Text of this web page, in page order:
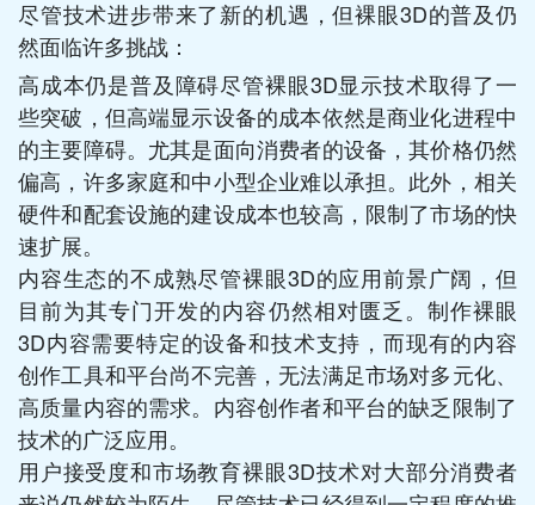
尽管技术进步带来了新的机遇，但裸眼3D的普及仍
然面临许多挑战：
高成本仍是普及障碍尽管裸眼3D显示技术取得了一
些突破，但高端显示设备的成本依然是商业化进程中
的主要障碍。尤其是面向消费者的设备，其价格仍然
偏高，许多家庭和中小型企业难以承担。此外，相关
硬件和配套设施的建设成本也较高，限制了市场的快
速扩展。
内容生态的不成熟尽管裸眼3D的应用前景广阔，但
目前为其专门开发的内容仍然相对匮乏。制作裸眼
3D内容需要特定的设备和技术支持，而现有的内容
创作工具和平台尚不完善，无法满足市场对多元化、
高质量内容的需求。内容创作者和平台的缺乏限制了
技术的广泛应用。
用户接受度和市场教育裸眼3D技术对大部分消费者